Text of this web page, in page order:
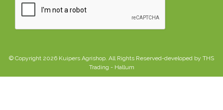
© Copyright 2026 Kuipers Agrishop. All Rights Reserved-developed by THS
Trading - Hallum